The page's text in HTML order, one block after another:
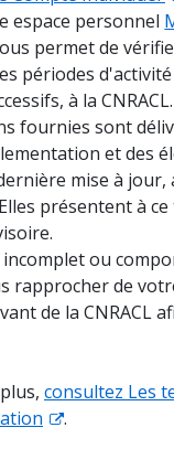
espace personnel
permet de
périodes
à la CNRACL.
fournies sont
et des
mise à jour,
présentent à
incomplet ou
rapprocher de
de la CNRACL
consultez Les
.